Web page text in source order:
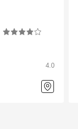
4.0